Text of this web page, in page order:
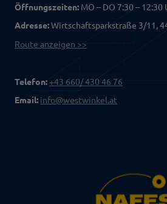
Öffnungszeiten: MO – DO 7:30 – 12:30
Adresse:Wirtschaftsparkstraße 3/11,
Route anzeigen >>
Telefon: +43 660/ 430 46 76
Email: info@westwinkel.at